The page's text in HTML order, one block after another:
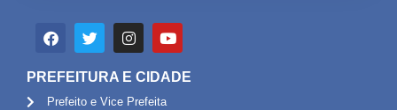
PREFEITURA E CIDADE
Prefeito e Vice Prefeita